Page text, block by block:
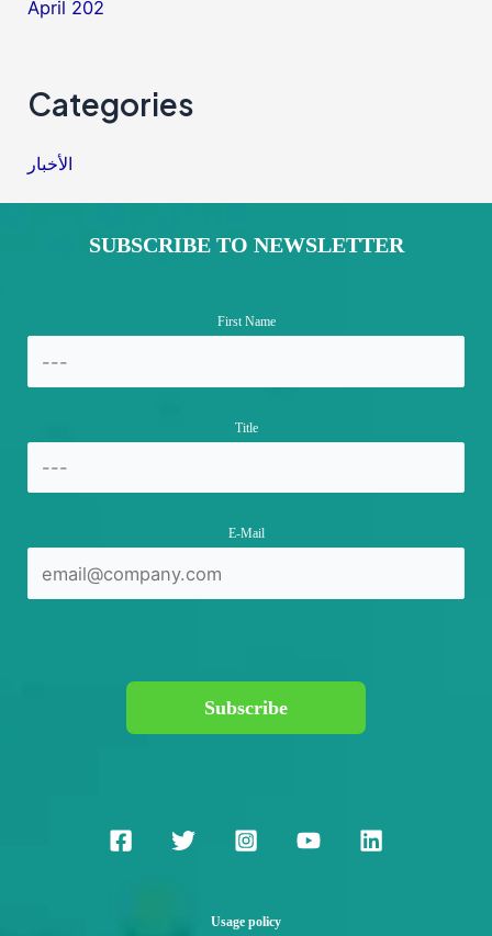
April 202
Categories
الأخبار
SUBSCRIBE TO NEWSLETTER
First Name
Title
E-Mail
Subscribe
Usage policy